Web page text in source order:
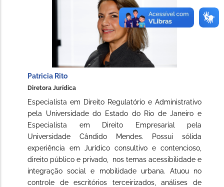
Patricia Rito
Diretora Jurídica
Especialista em Direito Regulatório e Administrativo
pela Universidade do Estado do Rio de Janeiro e
Especialista em Direito Empresarial pela
Universidade Cândido Mendes. Possui sólida
experiência em Jurídico consultivo e contencioso,
direito público e privado, nos temas acessibilidade e
integração social e mobilidade urbana. Atuou no
controle de escritórios terceirizados, análises de